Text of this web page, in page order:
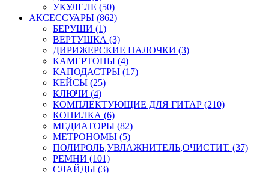
УКУЛЕЛЕ (50)
АКСЕССУАРЫ (862)
БЕРУШИ (1)
ВЕРТУШКА (3)
ДИРИЖЕРСКИЕ ПАЛОЧКИ (3)
КАМЕРТОНЫ (4)
КАПОДАСТРЫ (17)
КЕЙСЫ (25)
КЛЮЧИ (4)
КОМПЛЕКТУЮЩИЕ ДЛЯ ГИТАР (210)
КОПИЛКА (6)
МЕДИАТОРЫ (82)
МЕТРОНОМЫ (5)
ПОЛИРОЛЬ,УВЛАЖНИТЕЛЬ,ОЧИСТИТ. (37)
РЕМНИ (101)
СЛАЙДЫ (3)